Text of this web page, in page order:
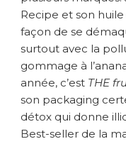
Recipe et son
façon de se
surtout avec la
gommage à
année, c’est THE
son packaging
détox qui donne
Best-seller de la